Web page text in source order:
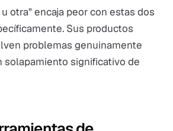
otra" encaja peor con estas dos
Sus productos
problemas genuinamente
solapamiento significativo de